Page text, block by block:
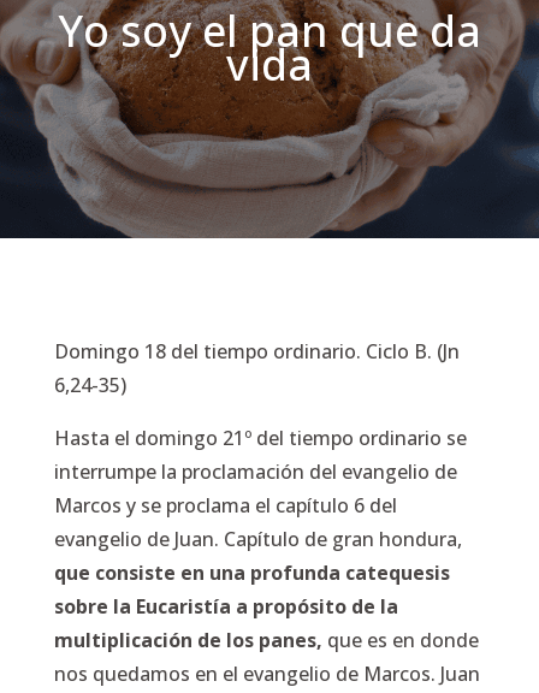
Yo soy el pan que da
vida
Domingo 18 del tiempo ordinario. Ciclo B. (Jn
6,24-35)
Hasta el domingo 21º del tiempo ordinario se
interrumpe la proclamación del evangelio de
Marcos y se proclama el capítulo 6 del
evangelio de Juan. Capítulo de gran hondura,
que consiste en una profunda catequesis
sobre la Eucaristía a propósito de la
multiplicación de los panes, que es en donde
nos quedamos en el evangelio de Marcos. Juan